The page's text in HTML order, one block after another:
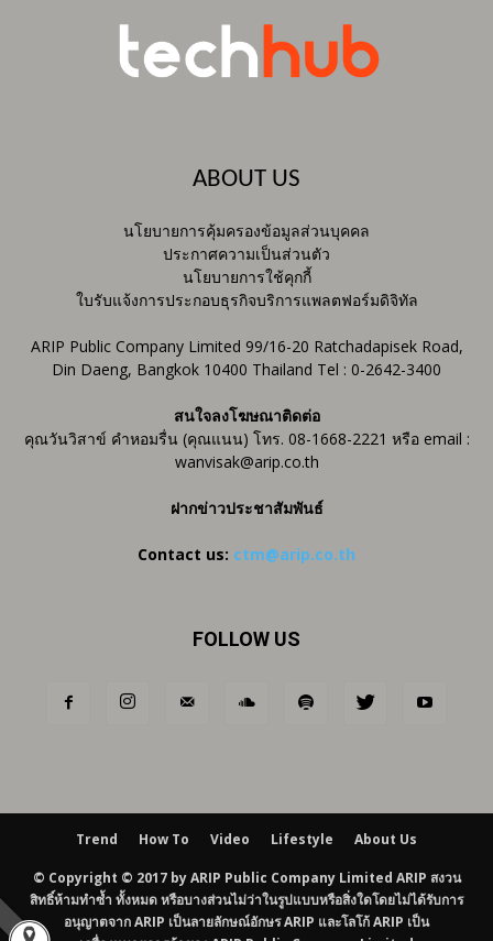
ABOUT US
นโยบายการคุ้มครองข้อมูลส่วนบุคคล
ประกาศความเป็นส่วนตัว
นโยบายการใช้คุกกี้
ใบรับแจ้งการประกอบธุรกิจบริการแพลตฟอร์มดิจิทัล
ARIP Public Company Limited 99/16-20 Ratchadapisek Road,
Din Daeng, Bangkok 10400 Thailand Tel : 0-2642-3400
สนใจลงโฆษณาติดต่อ
คุณวันวิสาข์ คำหอมรื่น (คุณแนน) โทร. 08-1668-2221 หรือ email :
wanvisak@arip.co.th
ฝากข่าวประชาสัมพันธ์
Contact us: ctm@arip.co.th
FOLLOW US
Trend How To Video Lifestyle About Us
© Copyright © 2017 by ARIP Public Company Limited ARIP สงวน
สิทธิ์ห้ามทำซ้ำ ทั้งหมด หรือบางส่วนไม่ว่าในรูปแบบหรือสิ่งใดโดยไม่ได้รับการ
อนุญาตจาก ARIP เป็นลายลักษณ์อักษร ARIP และโลโก้ ARIP เป็น